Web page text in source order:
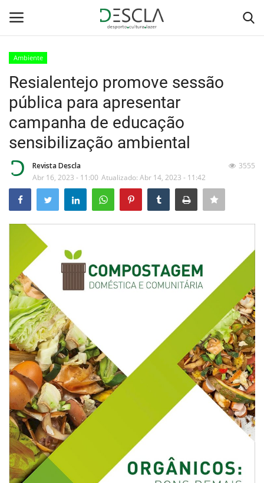
Home
...by Descla
Desporto
Contactos
Sobre Nós
Educação
Estatuto Editorial
Saúde
Ficha técnica
Cultura
Lazer
Ambiente
Ambiente
Resialentejo promove sessão
pública para apresentar
campanha de educação
sensibilização ambiental
Revista Descla
Abr 16, 2023 - 11:00 Atualizado: Abr 14, 2023 - 11:42
3555